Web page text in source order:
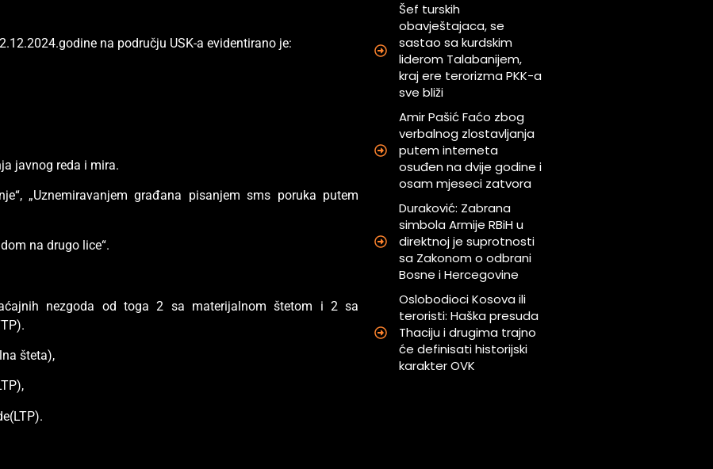
na području USK-a evidentirano je:
javnog reda i mira.
„Uznemiravanjem građana pisanjem sms poruka putem
na drugo lice“.
nezgoda od toga 2 sa materijalnom štetom i 2 sa
šteta),
Šef turskih
obavještajaca, se
sastao sa kurdskim
liderom Talabanijem,
kraj ere terorizma PKK-a
sve bliži
Amir Pašić Faćo zbog
verbalnog zlostavljanja
putem interneta
osuđen na dvije godine i
osam mjeseci zatvora
Duraković: Zabrana
simbola Armije RBiH u
direktnoj je suprotnosti
sa Zakonom o odbrani
Bosne i Hercegovine
Oslobodioci Kosova ili
teroristi: Haška presuda
Thaciju i drugima trajno
će definisati historijski
karakter OVK